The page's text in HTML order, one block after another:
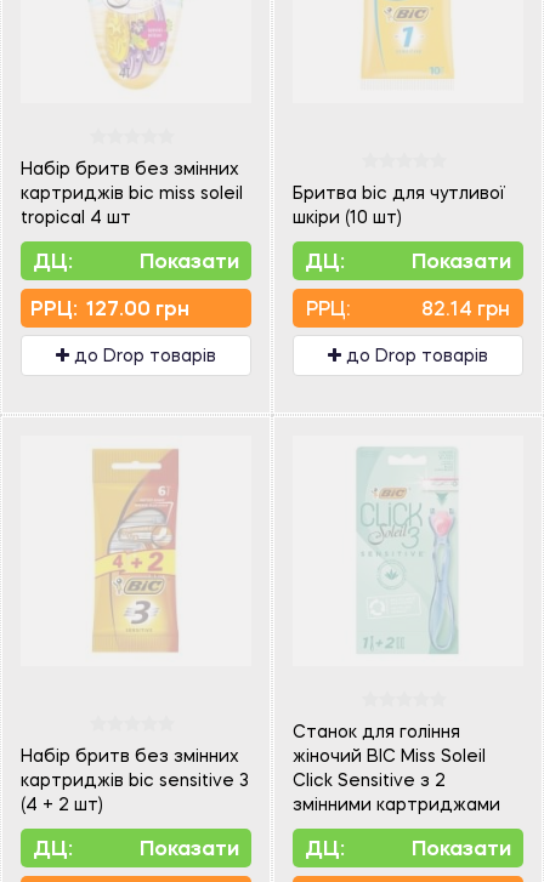
Набір бритв без змінних
картриджів bic miss soleil
tropical 4 шт
ДЦ: Показати
PPЦ: 127.00 грн
до Drop товарів
Бритва bic для чутливої
шкіри (10 шт)
ДЦ: Показати
PPЦ: 82.14 грн
до Drop товарів
Набір бритв без змінних
картриджів bic sensitive 3
(4 + 2 шт)
ДЦ: Показати
Станок для гоління
жіночий BIC Miss Soleil
Click Sensitive з 2
змінними картриджами
ДЦ: Показати